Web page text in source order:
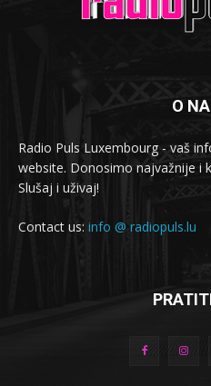
O
Radio Puls Luxembourg - vaš
website. Donosimo najvažnije i
Slušaj i uživaj!
Contact us: info @ radiopuls.lu